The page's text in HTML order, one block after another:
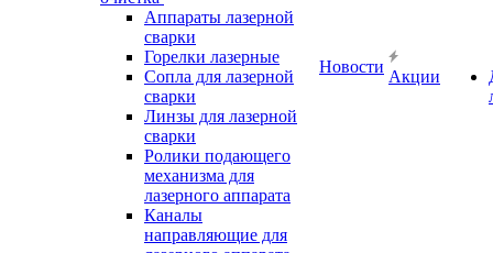
Аппараты лазерной
сварки
Горелки лазерные
Сопла для лазерной
сварки
Линзы для лазерной
сварки
Ролики подающего
механизма для
лазерного аппарата
Каналы
направляющие для
Новости
Акции